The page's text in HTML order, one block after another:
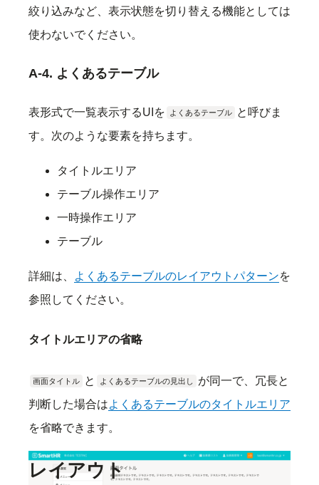
絞り込みなど、表示状態を切り替える機能としては
使わないでください。
A-4. よくあるテーブル
表形式で一覧表示するUIを よくあるテーブル と呼びま
す。次のような要素を持ちます。
タイトルエリア
テーブル操作エリア
一時操作エリア
テーブル
詳細は、 よくあるテーブルのレイアウトパターンを
参照してください。
タイトルエリアの省略
画面タイトル と よくあるテーブルの見出し
が同一で、冗長と
判断した場合はよくあるテーブルのタイトルエリア
を省略できます。
レイアウト